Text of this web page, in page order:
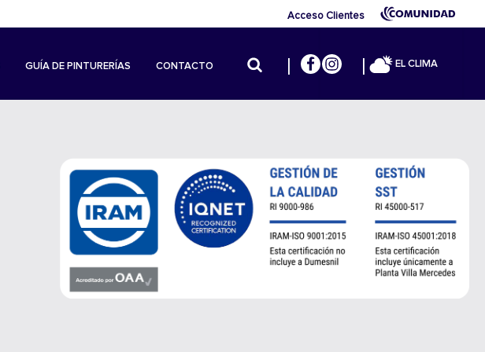
Acceso Clientes
GUÍA DE PINTURERÍAS CONTACTO EL CLIMA